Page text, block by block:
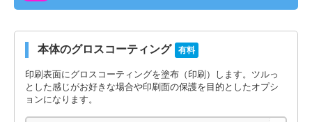
本体のグロスコーティング 有料
印刷表面にグロスコーティングを塗布（印刷）します。ツルっ
とした感じがお好きな場合や印刷面の保護を目的としたオプシ
ョンになります。